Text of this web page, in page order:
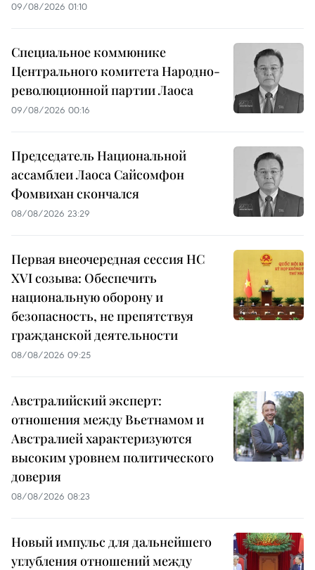
09/08/2026 01:10
Специальное коммюнике
Центрального комитета Народно-
революционной партии Лаоса
09/08/2026 00:16
Председатель Национальной
ассамблеи Лаоса Сайсомфон
Фомвихан скончался
08/08/2026 23:29
Первая внеочередная сессия НС
XVI созыва: Обеспечить
национальную оборону и
безопасность, не препятствуя
гражданской деятельности
08/08/2026 09:25
Австралийский эксперт:
отношения между Вьетнамом и
Австралией характеризуются
высоким уровнем политического
доверия
08/08/2026 08:23
Новый импульс для дальнейшего
углубления отношений между